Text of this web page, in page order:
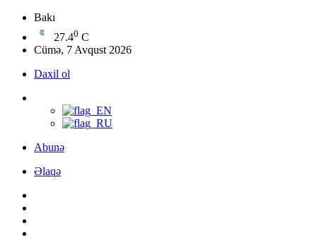
Bakı
27.40 C
Cümə, 7 Avqust 2026
Daxil ol
Abunə
Əlaqə